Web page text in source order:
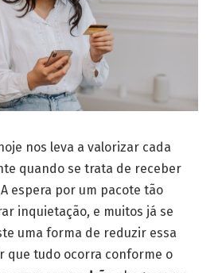
nos leva a valorizar cada
quando se trata de receber
espera por um pacote tão
inquietação, e muitos já se
uma forma de reduzir essa
que tudo ocorra conforme o